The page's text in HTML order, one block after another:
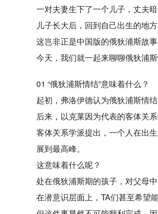
一对夫妻生下了一个儿子，丈夫暗
儿子长大后，回到自己出生的地
这岂非正是中国版的俄狄浦斯故事
今天，我们就一起来聊聊俄狄浦
01 “俄狄浦斯情结”意味着什么？
起初，弗洛伊德认为俄狄浦斯情
后来，以克莱因为代表的客体关
客体关系学派提出，一个人在出
展到最高峰。
这意味着什么呢？
处在俄狄浦斯期的孩子，对父母
在潜意识层面上，TA们甚至希望